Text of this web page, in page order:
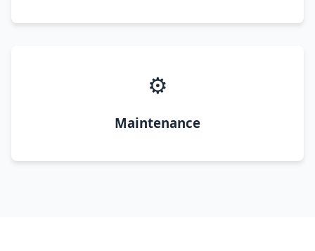
⚙️
Maintenance